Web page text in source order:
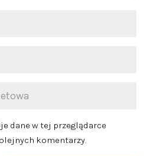
dane w tej przeglądarce
komentarzy.